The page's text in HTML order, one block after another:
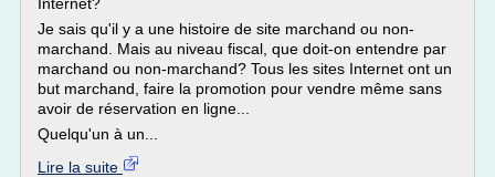
Je sais qu'il y a une histoire de site marchand ou non-
marchand. Mais au niveau fiscal, que doit-on entendre par
marchand ou non-marchand? Tous les sites Internet ont un
but marchand, faire la promotion pour vendre même sans
avoir de réservation en ligne...
Quelqu'un à un...
Lire la suite